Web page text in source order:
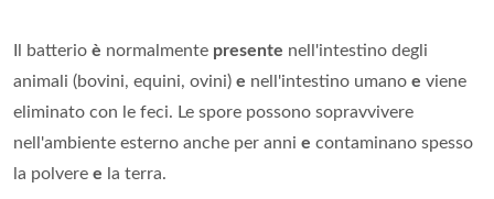
Il batterio è normalmente presente nell'intestino degli
animali (bovini, equini, ovini) e nell'intestino umano e viene
eliminato con le feci. Le spore possono sopravvivere
nell'ambiente esterno anche per anni e contaminano spesso
la polvere e la terra.